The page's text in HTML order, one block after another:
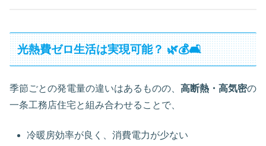
光熱費ゼロ生活は実現可能？ 🌿💰🛋
季節ごとの発電量の違いはあるものの、 高断熱・高気密の
一条工務店住宅と組み合わせることで、
冷暖房効率が良く、消費電力が少ない